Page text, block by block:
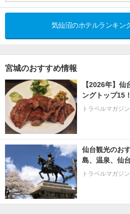
気仙沼のホテルランキン
宮城のおすすめ情報
【2026年】
ングトップ15
トラベルマガジン
仙台観光のお
島、温泉、仙
トラベルマガジン